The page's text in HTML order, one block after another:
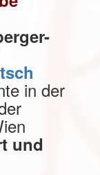
in der
und